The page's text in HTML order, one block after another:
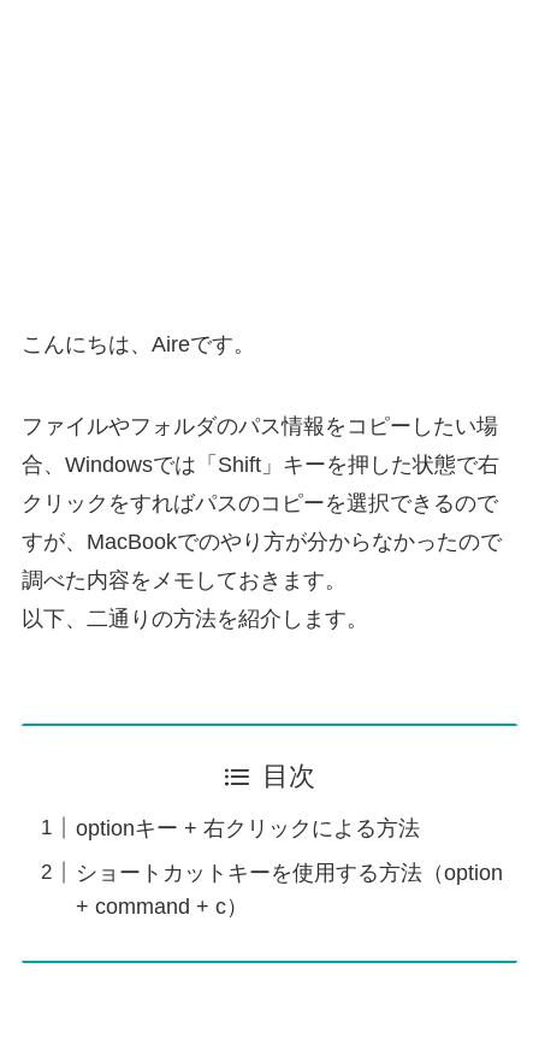
こんにちは、Aireです。
ファイルやフォルダのパス情報をコピーしたい場
合、Windowsでは「Shift」キーを押した状態で右
クリックをすればパスのコピーを選択できるので
すが、MacBookでのやり方が分からなかったので
調べた内容をメモしておきます。
以下、二通りの方法を紹介します。
目次
optionキー + 右クリックによる方法
ショートカットキーを使用する方法（option
+ command + c）